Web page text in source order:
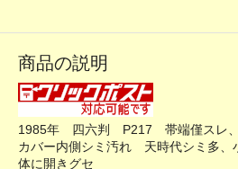
商品の説明
1985年 四六判 P217 帯端僅スレ
カバー内側シミ汚れ 天時代シミ多
体に開きグセ